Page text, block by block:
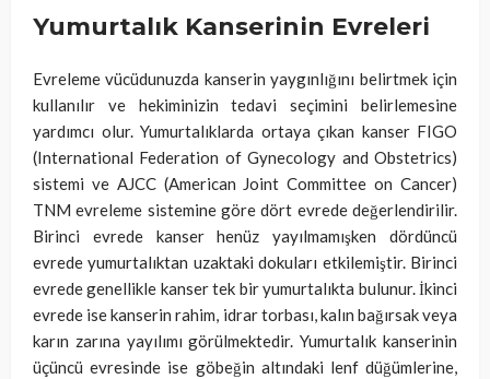
Yumurtalık Kanserinin Evreleri
Evreleme vücüdunuzda kanserin yaygınlığını belirtmek için
kullanılır ve hekiminizin tedavi seçimini belirlemesine
yardımcı olur. Yumurtalıklarda ortaya çıkan kanser FIGO
(International Federation of Gynecology and Obstetrics)
sistemi ve AJCC (American Joint Committee on Cancer)
TNM evreleme sistemine göre dört evrede değerlendirilir.
Birinci evrede kanser henüz yayılmamışken dördüncü
evrede yumurtalıktan uzaktaki dokuları etkilemiştir. Birinci
evrede genellikle kanser tek bir yumurtalıkta bulunur. İkinci
evrede ise kanserin rahim, idrar torbası, kalın bağırsak veya
karın zarına yayılımı görülmektedir. Yumurtalık kanserinin
üçüncü evresinde ise göbeğin altındaki lenf düğümlerine,